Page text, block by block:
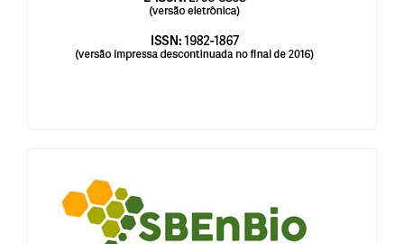
blocologosbenbio